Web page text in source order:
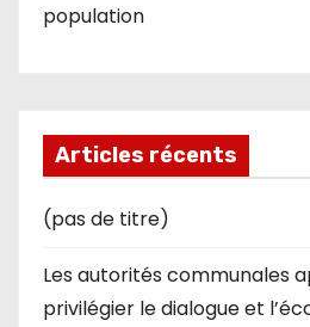
population
Articles récents
(pas de titre)
Les autorités communales
privilégier le dialogue et